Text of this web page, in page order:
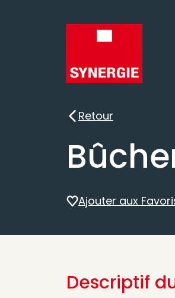
Retour
Retour
Ajouter aux
Descriptif